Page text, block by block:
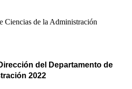
Ciencias de la Administración
del Departamento de
2022